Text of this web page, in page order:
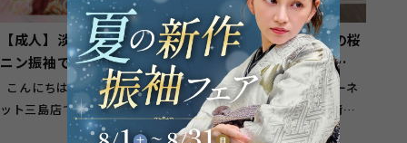
【成人】淡く可愛いフェミ
ニン振袖でとびきり可愛
く！【函南町】
こんにちは！スタジオガーネ
ット三島店です！ 函南町のお
客様に多くご来店頂いておりま
【成人】白地にピンクの桜
柄が優しく可愛い振袖
❀【駿東郡清水町】
こんにちは！スタジオガーネ
ット三島店です！ 駿東郡清水
町のお客様に多くご来店頂いて